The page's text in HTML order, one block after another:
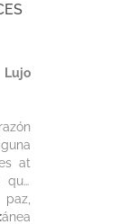
Lujo
at
que